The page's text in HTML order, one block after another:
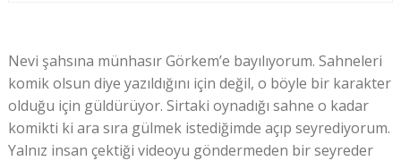
Nevi şahsına münhasır Görkem’e bayılıyorum. Sahneleri
komik olsun diye yazıldığını için değil, o böyle bir karakter
olduğu için güldürüyor. Sirtaki oynadığı sahne o kadar
komikti ki ara sıra gülmek istediğimde açıp seyrediyorum.
Yalnız insan çektiği videoyu göndermeden bir seyreder